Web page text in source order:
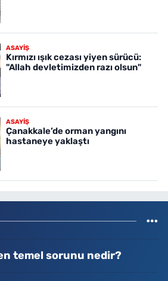
ASAYİŞ
Kırmızı ışık cezası yiyen sürücü:
"Allah devletimizden razı olsun"
ASAYİŞ
Çanakkale’de orman yangını
hastaneye yaklaştı
temel sorunu nedir?